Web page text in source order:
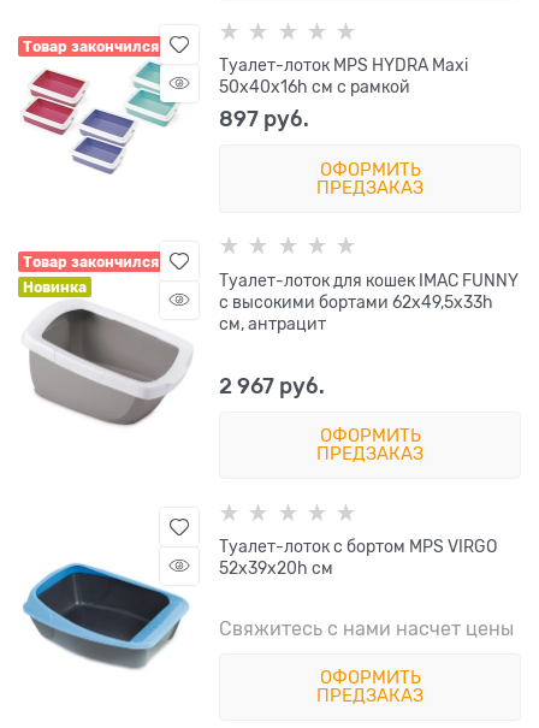
Товар закончился
Туалет-лоток MPS HYDRA Maxi
50х40х16h см с рамкой
897 руб.
ОФОРМИТЬ
ПРЕДЗАКАЗ
Товар закончился
Новинка
Туалет-лоток для кошек IMAC FUNNY
с высокими бортами 62х49,5х33h
см, антрацит
2 967 руб.
ОФОРМИТЬ
ПРЕДЗАКАЗ
Туалет-лоток с бортом MPS VIRGO
52x39x20h см
Свяжитесь с нами насчет цены
ОФОРМИТЬ
ПРЕДЗАКАЗ